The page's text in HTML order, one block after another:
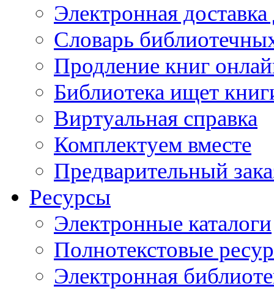
Электронная
Словарь
Продление книг
Библиотека ищет
Виртуальная справка
Комплектуем вместе
Предварительный
Ресурсы
Электронные каталоги
Полнотекстовые
Электронная